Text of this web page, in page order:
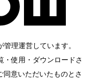
理運営しています。
・使用・ダウンロードさ
意いただいたものとさ